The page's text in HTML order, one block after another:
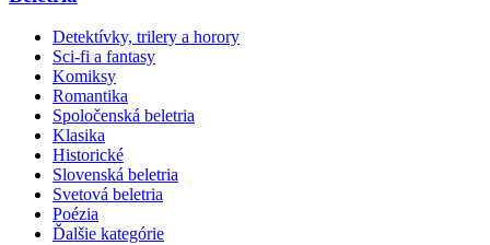
Detektívky, trilery a horory
Sci-fi a fantasy
Komiksy
Romantika
Spoločenská beletria
Klasika
Historické
Slovenská beletria
Svetová beletria
Poézia
Ďalšie kategórie